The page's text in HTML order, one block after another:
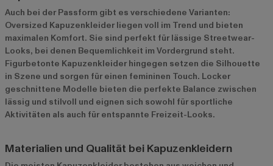
Auch bei der Passform gibt es verschiedene Varianten:
Oversized Kapuzenkleider liegen voll im Trend und bieten
maximalen Komfort. Sie sind perfekt für lässige Streetwear-
Looks, bei denen Bequemlichkeit im Vordergrund steht.
Figurbetonte Kapuzenkleider hingegen setzen die Silhouette
in Szene und sorgen für einen femininen Touch. Locker
geschnittene Modelle bieten die perfekte Balance zwischen
lässig und stilvoll und eignen sich sowohl für sportliche
Aktivitäten als auch für entspannte Freizeit-Looks.
Materialien und Qualität bei Kapuzenkleidern